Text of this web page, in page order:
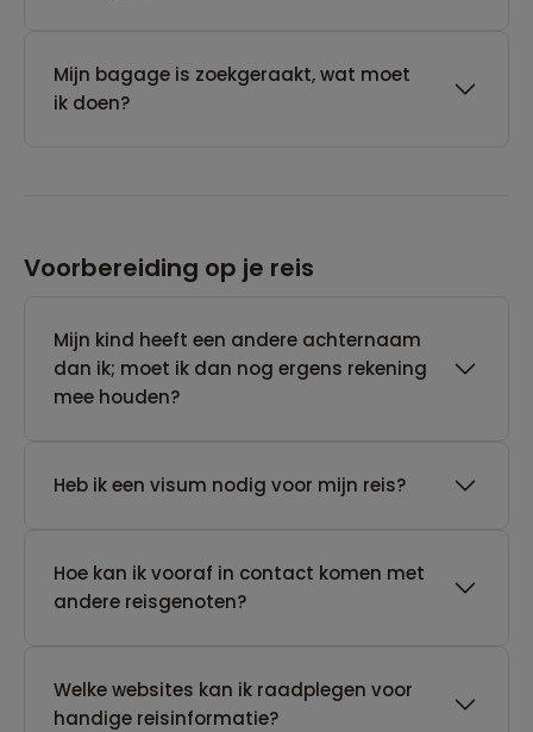
Mijn bagage is zoekgeraakt, wat moet
ik doen?
Voorbereiding op je reis
Mijn kind heeft een andere achternaam
dan ik; moet ik dan nog ergens rekening
mee houden?
Heb ik een visum nodig voor mijn reis?
Hoe kan ik vooraf in contact komen met
andere reisgenoten?
Welke websites kan ik raadplegen voor
handige reisinformatie?